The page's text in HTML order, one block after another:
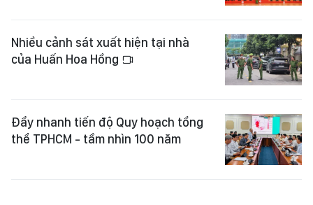
Nhiều cảnh sát xuất hiện tại nhà
của Huấn Hoa Hồng
Đẩy nhanh tiến độ Quy hoạch tổng
thể TPHCM - tầm nhìn 100 năm